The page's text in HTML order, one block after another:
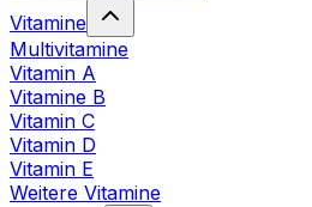
Vitamine
Multivitamine
Vitamin A
Vitamine B
Vitamin C
Vitamin D
Vitamin E
Weitere Vitamine